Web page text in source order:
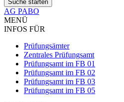
AG PABO
MENÜ
INFOS FÜR
Prüfungsämter
Zentrales Prüfungsamt
Prüfungsamt im FB 01
Prüfungsamt im FB 02
Prüfungsamt im FB 03
Prüfungsamt im FB 05